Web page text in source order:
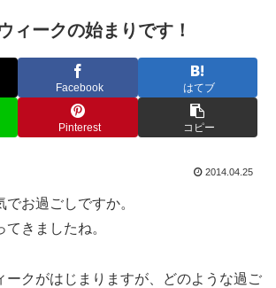
ィークの始まりです！
Facebook はてブ
Pinterest コピー
2014.04.25
お過ごしですか。
きましたね。
ークがはじまりますが、どのような過ご